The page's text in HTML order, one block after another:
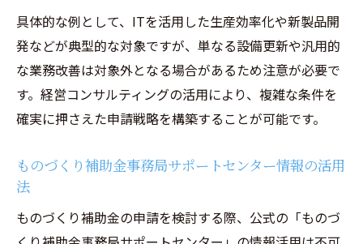
具体的な例として、ITを活用した生産効率化や新製品開
発などが典型的な対象ですが、単なる設備更新や汎用的
な業務改善は対象外となる場合があるため注意が必要で
す。経営コンサルティングの活用により、複雑な条件を
確実に押さえた申請戦略を構築することが可能です。
ものづくり補助金事務局サポートセンター情報の活用
法
ものづくり補助金の申請を検討する際、公式の「ものづ